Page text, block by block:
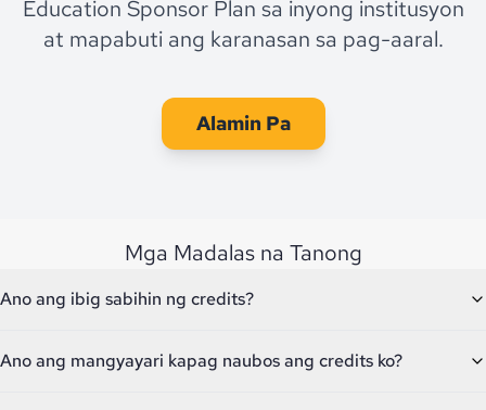
Education Sponsor Plan sa inyong institusyon
at mapabuti ang karanasan sa pag-aaral.
Alamin Pa
Mga Madalas na Tanong
Ano ang ibig sabihin ng credits?
Ano ang mangyayari kapag naubos ang credits ko?